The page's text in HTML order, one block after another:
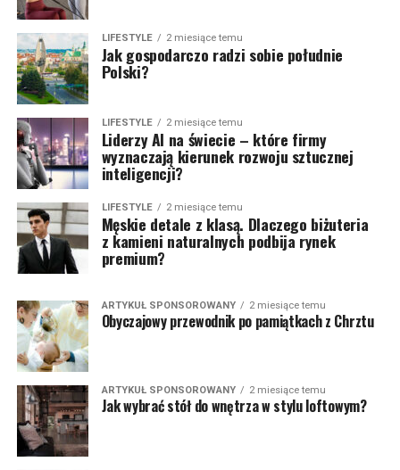
LIFESTYLE 2 miesiące temu
Jak gospodarczo radzi sobie południe
Polski?
LIFESTYLE 2 miesiące temu
Liderzy AI na świecie – które firmy
wyznaczają kierunek rozwoju sztucznej
inteligencji?
LIFESTYLE 2 miesiące temu
Męskie detale z klasą. Dlaczego biżuteria
z kamieni naturalnych podbija rynek
premium?
ARTYKUŁ SPONSOROWANY 2 miesiące temu
Obyczajowy przewodnik po pamiątkach z Chrztu
ARTYKUŁ SPONSOROWANY 2 miesiące temu
Jak wybrać stół do wnętrza w stylu loftowym?